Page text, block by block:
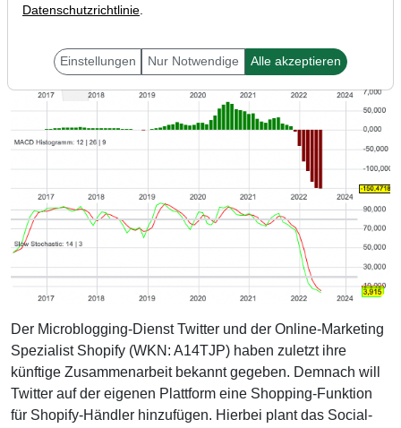
Der Microblogging-Dienst Twitter und der Online-Marketing
Spezialist Shopify (WKN: A14TJP) haben zuletzt ihre
künftige Zusammenarbeit bekannt gegeben. Demnach will
Twitter auf der eigenen Plattform eine Shopping-Funktion
für Shopify-Händler hinzufügen. Hierbei plant das Social-
Datenschutzrichtlinie.
Einstellungen Nur Notwendige Alle akzeptieren